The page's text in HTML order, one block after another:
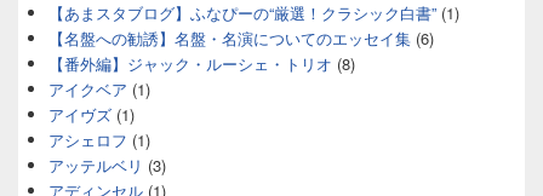
【あまスタブログ】ふなぴーの“厳選！クラシック白書” (1)
【名盤への勧誘】名盤・名演についてのエッセイ集 (6)
【番外編】ジャック・ルーシェ・トリオ (8)
アイクベア (1)
アイヴズ (1)
アシェロフ (1)
アッテルベリ (3)
アディンセル (1)